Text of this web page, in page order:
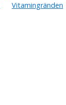
Vitamingränden